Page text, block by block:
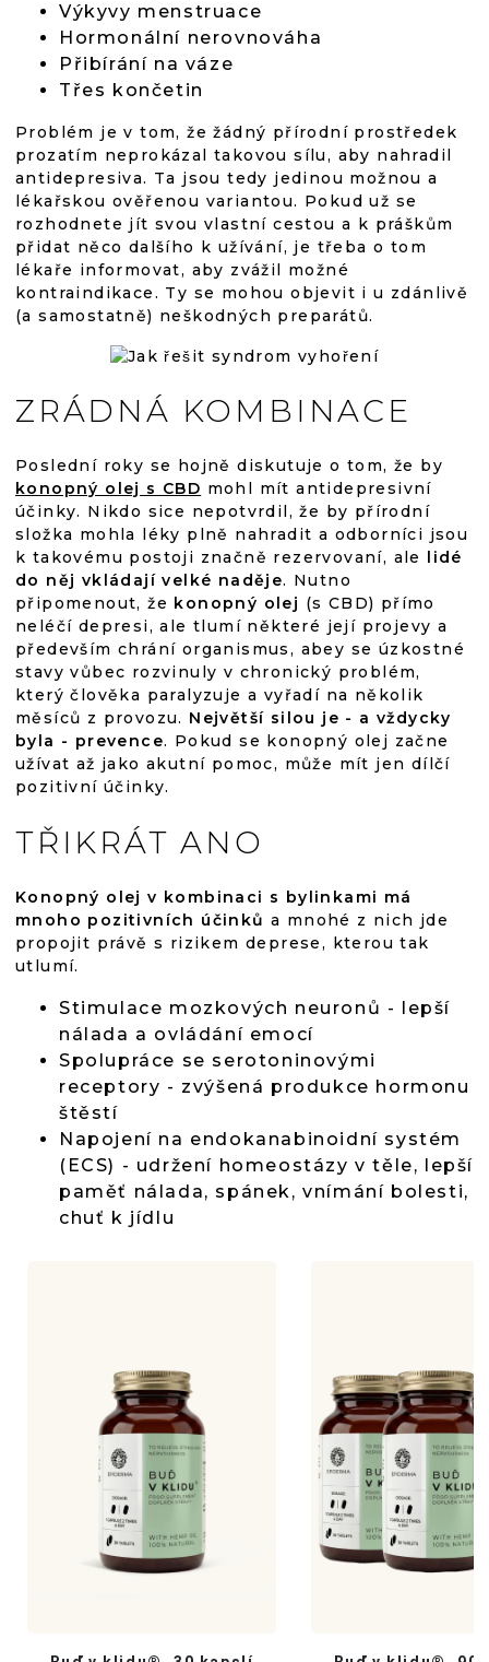
Výkyvy menstruace
Hormonální nerovnováha
Přibírání na váze
Třes končetin
Problém je v tom, že žádný přírodní prostředek
prozatím neprokázal takovou sílu, aby nahradil
antidepresiva. Ta jsou tedy jedinou možnou a
lékařskou ověřenou variantou. Pokud už se
rozhodnete jít svou vlastní cestou a k práškům
přidat něco dalšího k užívání, je třeba o tom
lékaře informovat, aby zvážil možné
kontraindikace. Ty se mohou objevit i u zdánlivě
(a samostatně) neškodných preparátů.
ZRÁDNÁ KOMBINACE
Poslední roky se hojně diskutuje o tom, že by
konopný olej s CBD mohl mít antidepresivní
účinky. Nikdo sice nepotvrdil, že by přírodní
složka mohla léky plně nahradit a odborníci jsou
k takovému postoji značně rezervovaní, ale
lidé
do něj vkládají velké naděje. Nutno
připomenout, že konopný olej (s CBD) přímo
neléčí depresi, ale tlumí některé její projevy a
především chrání organismus, abey se úzkostné
stavy vůbec rozvinuly v chronický problém,
který člověka paralyzuje a vyřadí na několik
měsíců z provozu. Největší silou je - a vždycky
byla - prevence. Pokud se konopný olej začne
užívat až jako akutní pomoc, může mít jen dílčí
pozitivní účinky.
TŘIKRÁT ANO
Konopný olej v kombinaci s bylinkami má
mnoho pozitivních účinků a mnohé z nich jde
propojit právě s rizikem deprese, kterou tak
utlumí.
Stimulace mozkových neuronů - lepší
nálada a ovládání emocí
Spolupráce se serotoninovými
receptory - zvýšená produkce hormonu
štěstí
Napojení na endokanabinoidní systém
(ECS) - udržení homeostázy v těle, lepší
paměť nálada, spánek, vnímání bolesti,
chuť k jídlu